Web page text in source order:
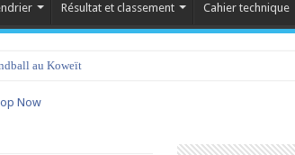
Résultat et classement Cahier technique
au Koweït